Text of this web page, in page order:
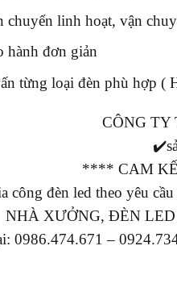
chuyển linh hoạt, vận
hành đơn giản
từng loại đèn phù hợp (
CÔNG
**** CAM
công đèn led theo yêu
NHÀ XƯỞNG, ĐÈN
0986.474.671 –